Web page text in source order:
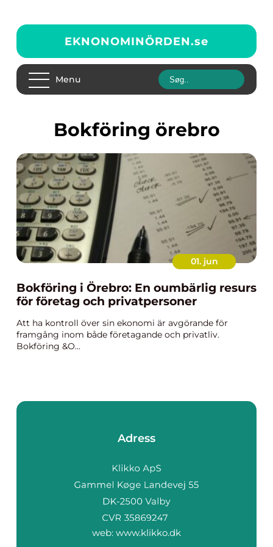
EKNONOMINÖRDEN.se
Menu
bokföring örebro
01. jun
Bokföring i Örebro: En oumbärlig resurs
för företag och privatpersoner
Att ha kontroll över sin ekonomi är avgörande för
framgång inom både företagande och privatliv.
Bokföring &O...
Adress
web: www.klikko.dk